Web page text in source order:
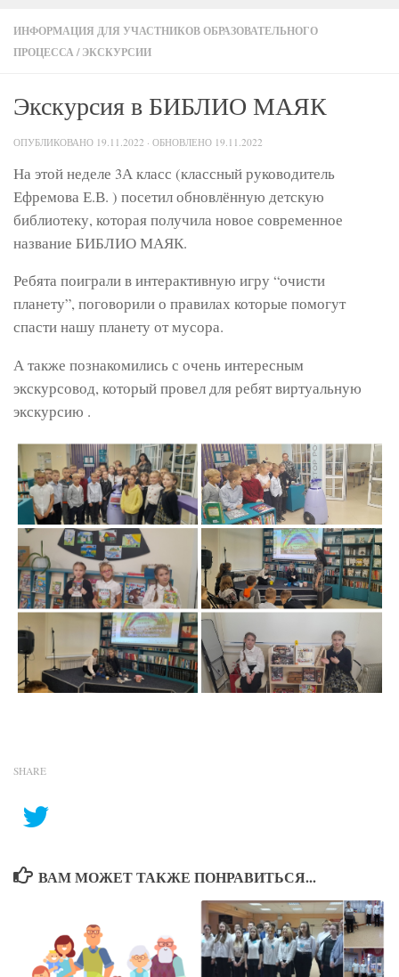
ИНФОРМАЦИЯ ДЛЯ УЧАСТНИКОВ ОБРАЗОВАТЕЛЬНОГО
ПРОЦЕССА/ ЭКСКУРСИИ
Экскурсия в БИБЛИО МАЯК
ОПУБЛИКОВАНО 19.11.2022 · ОБНОВЛЕНО 19.11.2022
На этой неделе 3А класс (классный руководитель
Ефремова Е.В. ) посетил обновлённую детскую
библиотеку, которая получила новое современное
название БИБЛИО МАЯК.
Ребята поиграли в интерактивную игру “очисти
планету”, поговорили о правилах которые помогут
спасти нашу планету от мусора.
А также познакомились с очень интересным
экскурсовод, который провел для ребят виртуальную
экскурсию .
SHARE
ВАМ МОЖЕТ ТАКЖЕ ПОНРАВИТЬСЯ...